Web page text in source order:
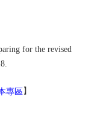
for the revised
專區】